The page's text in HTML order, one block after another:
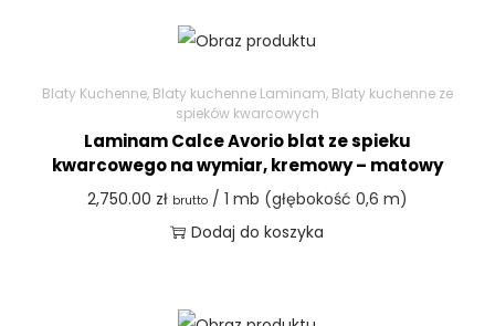
Blaty Kuchenne, Blaty kuchenne Laminam, Blaty kuchenne ze
spieków kwarcowych
Laminam Calce Avorio blat ze spieku
kwarcowego na wymiar, kremowy – matowy
2,750.00 zł brutto/ 1 mb (głębokość 0,6 m)
Dodaj do koszyka